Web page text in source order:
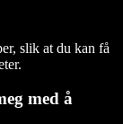
slik at du kan få
med å